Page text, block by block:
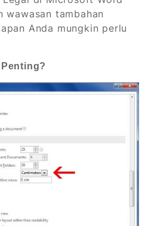
wawasan tambahan
Anda mungkin perlu